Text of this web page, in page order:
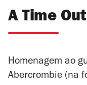
A Time
Homenagem ao
Abercrombie (na